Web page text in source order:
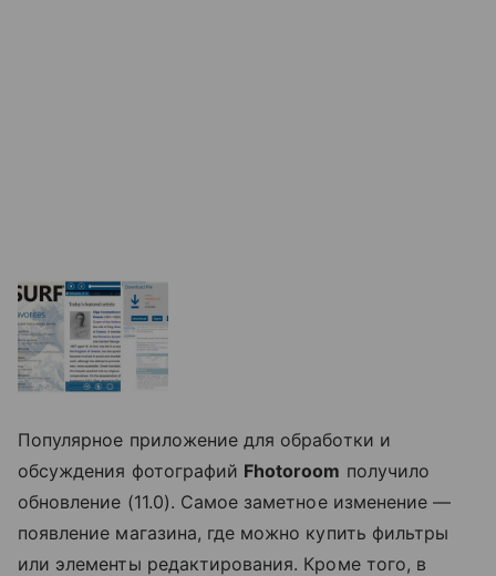
Популярное приложение для обработки и
обсуждения фотографий Fhotoroom получило
обновление (11.0). Самое заметное изменение —
появление магазина, где можно купить фильтры
или элементы редактирования. Кроме того, в